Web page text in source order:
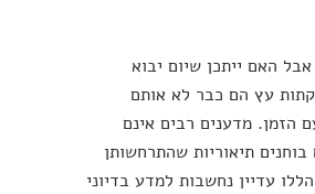
האם ייתכן שיום יבוא
עץ הם כבר לא אותם
הזמן. מדענים רבים אינם
תיאוריות שהתרחשותן
עדיין נחשבות למדע בדיוני